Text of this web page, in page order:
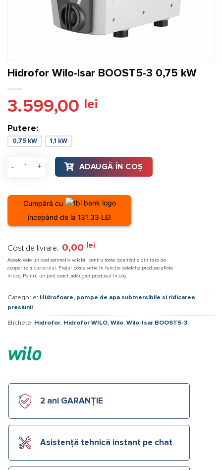
Hidrofor Wilo-Isar BOOST5-3 0,75 kW
3.599,00 lei
Putere:
0,75 kW 1,1 kW
Cantitate Hidrofor Wilo-Isar BOOST5-3 0,75 kW
ADAUGĂ ÎN COȘ
Cumpără cu
începând de la 131.33 LEI
Cost de livrare: 0,00 lei
Acesta este un cost estimativ valabil pentru toate localitățile din raza de
acoperire a curierului. Prețul poate varia în funcție celelalte produse aflate
în coș. Pentru un preț exact, adăugați produsul în coș.
Categorie: Hidrofoare, pompe de apa submersibile si ridicarea
presiunii
Etichete: Hidrofor, Hidrofor WILO, Wilo, Wilo-Isar BOOST5-3
2 ani GARANȚIE
Asistență tehnică instant pe chat